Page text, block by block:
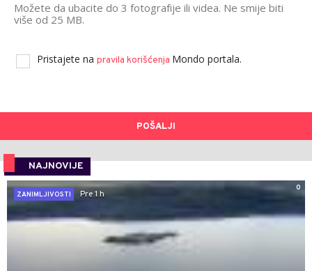
Možete da ubacite do 3 fotografije ili videa. Ne smije biti
više od 25 MB.
Pristajete na pravila korišćenja Mondo portala.
POŠALJI
NAJNOVIJE
0
ZANIMLJIVOSTI
Pre 1 h